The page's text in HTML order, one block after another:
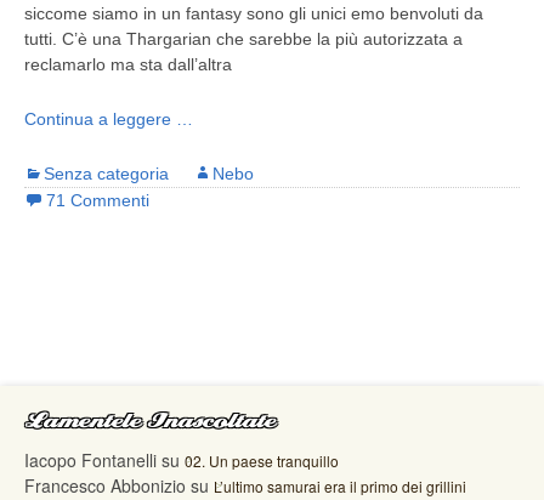
siccome siamo in un fantasy sono gli unici emo benvoluti da
tutti. C’è una Thargarian che sarebbe la più autorizzata a
reclamarlo ma sta dall’altra
Continua a leggere …
Senza categoria
Nebo
71 Commenti
Lamentele Inascoltate
Iacopo Fontanelli su 02. Un paese tranquillo
Francesco Abbonizio su L’ultimo samurai era il primo dei grillini